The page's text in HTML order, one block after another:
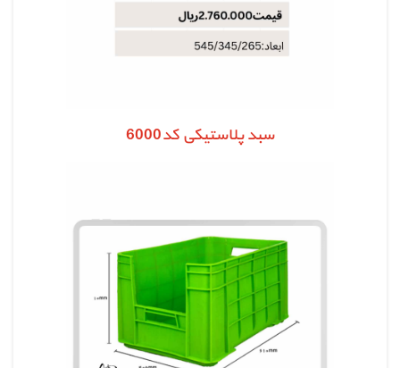
سبد پلاستیکی کد6000